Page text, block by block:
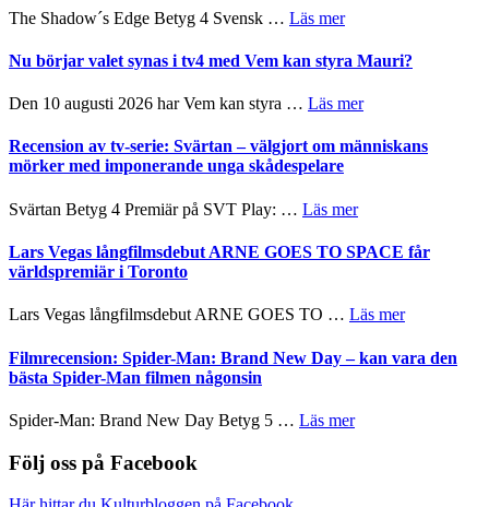
och
The Shadow´s Edge Betyg 4 Svensk … Läs merom
The
Edge
rolig
med
Jackie
storform
Nu börjar valet synas i tv4 med Vem kan styra Mauri?
Den 10 augusti 2026 har Vem kan styra … Läs merom
börjar
Vem
Mauri?
Recension av tv-serie: Svärtan – välgjort om människans
mörker med imponerande unga skådespelare
Svärtan Betyg 4 Premiär på SVT Play: … Läs merom
av
Svärtan
–
om
Lars Vegas långfilmsdebut ARNE GOES TO SPACE får
världspremiär i Toronto
Lars Vegas långfilmsdebut ARNE GOES TO … Läs merom
Vegas
Filmrecension: Spider-Man: Brand New Day – kan vara den
bästa Spider-Man filmen någonsin
Spider-Man: Brand New Day Betyg 5 … Läs merom
Följ oss på Facebook